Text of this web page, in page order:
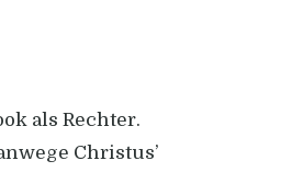
als Rechter.
Christus’